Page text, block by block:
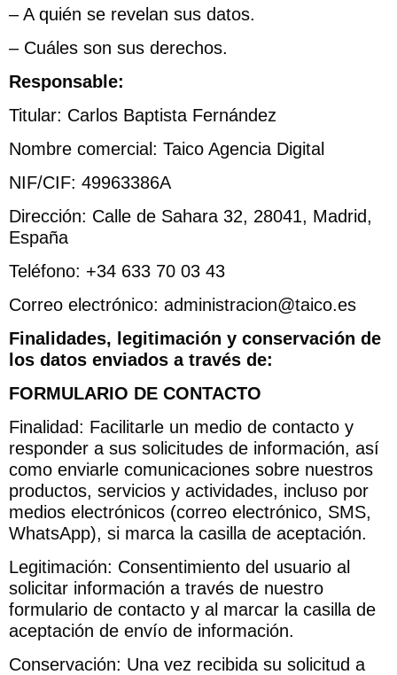
– A quién se revelan sus datos.
– Cuáles son sus derechos.
Responsable:
Titular: Carlos Baptista Fernández
Nombre comercial: Taico Agencia Digital
NIF/CIF: 49963386A
Dirección: Calle de Sahara 32, 28041, Madrid,
España
Teléfono: +34 633 70 03 43
Correo electrónico: administracion@taico.es
Finalidades, legitimación y conservación de
los datos enviados a través de:
FORMULARIO DE CONTACTO
Finalidad: Facilitarle un medio de contacto y
responder a sus solicitudes de información, así
como enviarle comunicaciones sobre nuestros
productos, servicios y actividades, incluso por
medios electrónicos (correo electrónico, SMS,
WhatsApp), si marca la casilla de aceptación.
Legitimación: Consentimiento del usuario al
solicitar información a través de nuestro
formulario de contacto y al marcar la casilla de
aceptación de envío de información.
Conservación: Una vez recibida su solicitud a